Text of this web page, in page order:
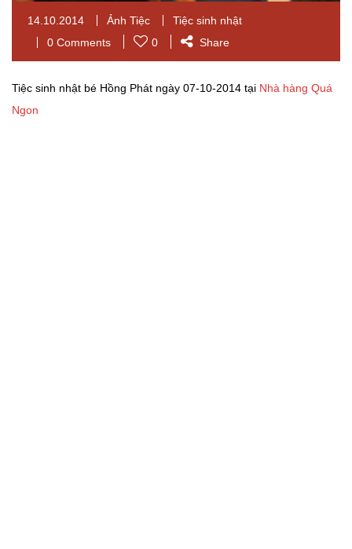
14.10.2014 Ảnh Tiệc
Tiệc sinh nhật
0 Comments
0 Share
Tiệc sinh nhật bé Hồng Phát ngày 07-10-2014 tại Nhà hàng Quá
Ngon